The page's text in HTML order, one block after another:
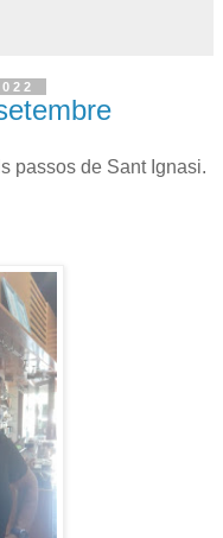
passos de Sant Ignasi.